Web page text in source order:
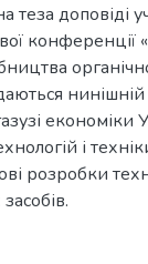
теза доповіді
конференції
нинішній
економіки
і
розробки